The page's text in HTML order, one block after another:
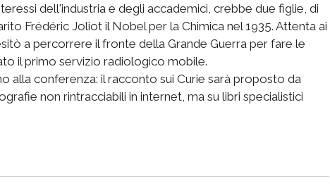
dell'industria e degli accademici, crebbe due figlie, di
Frédéric Joliot il Nobel per la Chimica nel 1935. Attenta ai
a percorrere il fronte della Grande Guerra per fare le
il primo servizio radiologico mobile.
alla conferenza: il racconto sui Curie sarà proposto da
non rintracciabili in internet, ma su libri specialistici